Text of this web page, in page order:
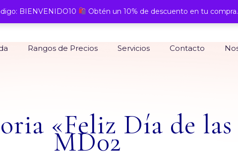
Rangos de Precios Servicios Contacto
«Feliz Día de las
MD02
BIENVENIDO10 Obtén un 10% de descuento en tu compra.